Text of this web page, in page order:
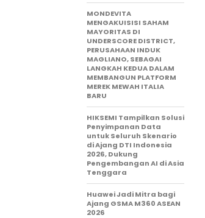
MONDEVITA
MENGAKUISISI SAHAM
MAYORITAS DI
UNDERSCORE DISTRICT,
PERUSAHAAN INDUK
MAGLIANO, SEBAGAI
LANGKAH KEDUA DALAM
MEMBANGUN PLATFORM
MEREK MEWAH ITALIA
BARU
HIKSEMI Tampilkan Solusi
Penyimpanan Data
untuk Seluruh Skenario
di Ajang DTI Indonesia
2026, Dukung
Pengembangan AI di Asia
Tenggara
Huawei Jadi Mitra bagi
Ajang GSMA M360 ASEAN
2026